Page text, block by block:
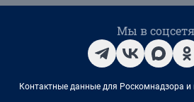
Мы в
Контактные данные для Роскомнадзора и